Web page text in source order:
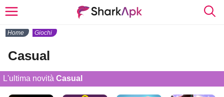
Home Giochi
Casual
L'ultima novitàCasual